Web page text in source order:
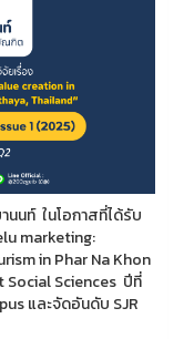
นท์ ในโอกาสที่ได้รับ
marketing:
in Phar Na Khon
Social Sciences ปีที่
และจัดอันดับ SJR